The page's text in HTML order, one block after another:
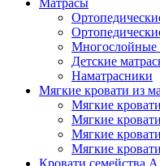
Матрасы
Многослойные
Детские
Наматрасники
Мягкие кровати из
Мягкие
Мягкие
Мягкие
Мягкие
Кровати семейства